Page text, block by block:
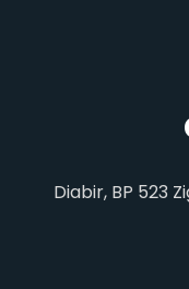
Diabir, BP 523